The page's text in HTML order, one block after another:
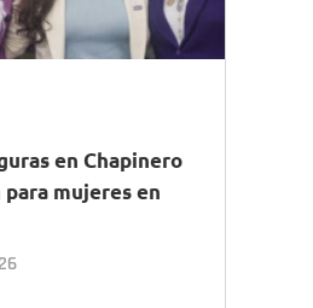
en Chapinero
mujeres en